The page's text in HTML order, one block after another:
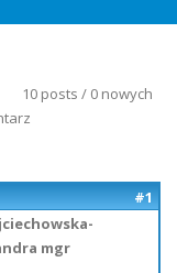
10 posts / 0 nowych
#1
mgr